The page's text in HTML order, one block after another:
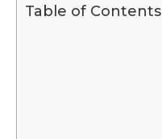
Table of Contents